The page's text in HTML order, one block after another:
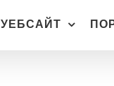
УЕБСАЙТ